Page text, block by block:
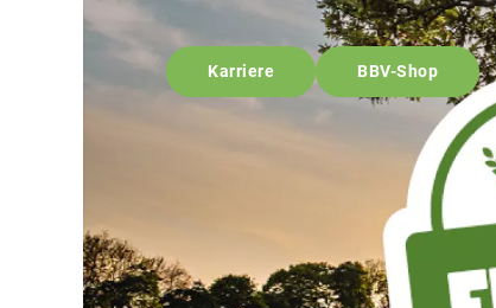
Karriere BBV-Shop